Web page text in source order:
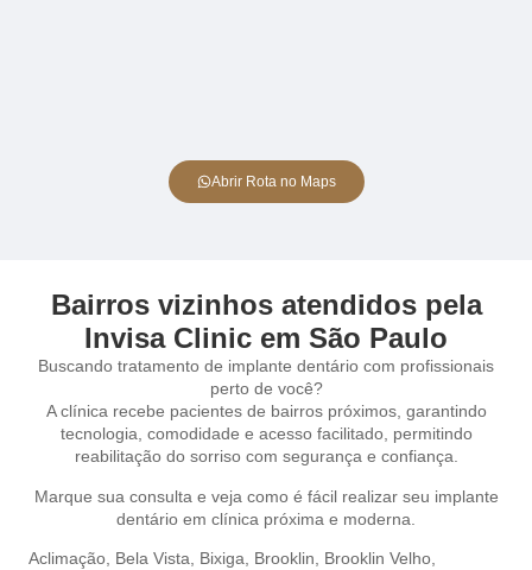
Abrir Rota no Maps
Bairros vizinhos atendidos pela
Invisa Clinic em São Paulo
Buscando tratamento de implante dentário com profissionais
perto de você?
A clínica recebe pacientes de bairros próximos, garantindo
tecnologia, comodidade e acesso facilitado, permitindo
reabilitação do sorriso com segurança e confiança.
Marque sua consulta e veja como é fácil realizar seu implante
dentário em clínica próxima e moderna.
Aclimação, Bela Vista, Bixiga, Brooklin, Brooklin Velho,